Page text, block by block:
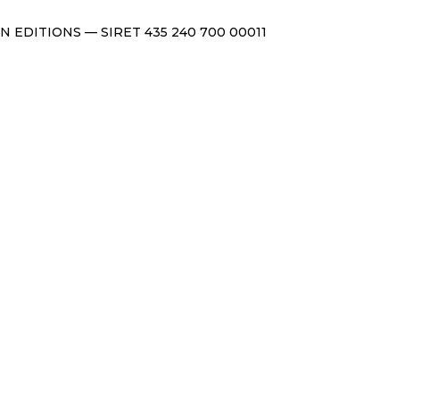
EDITIONS — SIRET 435 240 700 00011